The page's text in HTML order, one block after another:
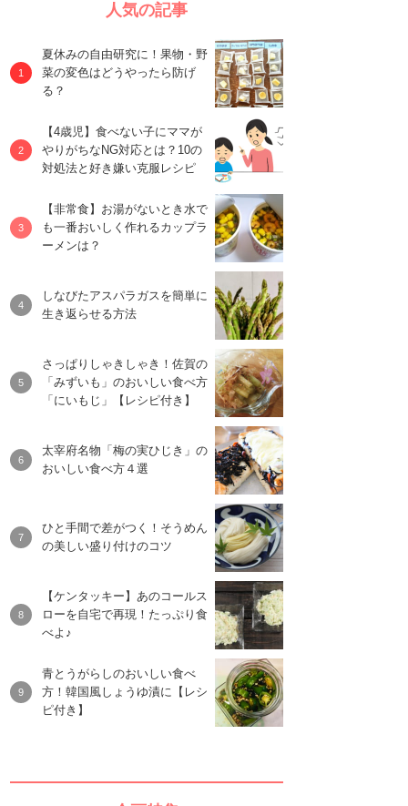
人気の記事
夏休みの自由研究に！果物・野
菜の変色はどうやったら防げ
る？
【4歳児】食べない子にママが
やりがちなNG対応とは？10の
対処法と好き嫌い克服レシピ
【非常食】お湯がないとき水で
も一番おいしく作れるカップラ
ーメンは？
しなびたアスパラガスを簡単に
生き返らせる方法
さっぱりしゃきしゃき！佐賀の
「みずいも」のおいしい食べ方
「にいもじ」【レシピ付き】
太宰府名物「梅の実ひじき」の
おいしい食べ方４選
ひと手間で差がつく！そうめん
の美しい盛り付けのコツ
【ケンタッキー】あのコールス
ローを自宅で再現！たっぷり食
べよ♪
青とうがらしのおいしい食べ
方！韓国風しょうゆ漬に【レシ
ピ付き】